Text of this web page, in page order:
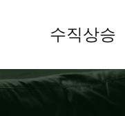
건
수직상승